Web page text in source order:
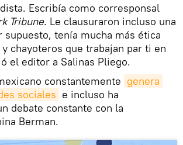
Escribía como corresponsal
Tribune. Le clausuraron incluso una
supuesto, tenía mucha más ética
chayoteros que trabajan par ti en
el editor a Salinas Pliego.
constantemente genera
sociales e incluso ha
debate constante con la
Berman.